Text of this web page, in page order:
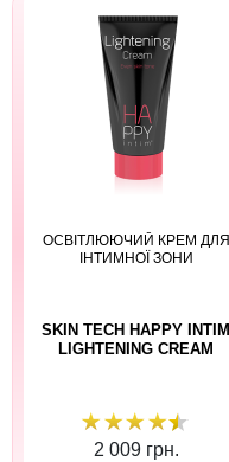
ОСВІТЛЮЮЧИЙ КРЕМ ДЛЯ
ІНТИМНОЇ ЗОНИ
SKIN TECH HAPPY INTIM
LIGHTENING CREAM
2 009 грн.